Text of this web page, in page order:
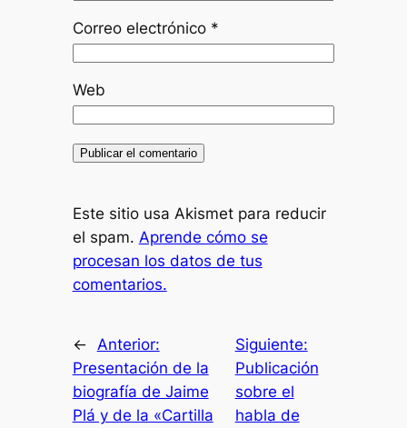
Correo electrónico *
Web
Este sitio usa Akismet para reducir
el spam. Aprende cómo se
procesan los datos de tus
comentarios.
←
Anterior:
Presentación de la
biografía de Jaime
Plá y de la «Cartilla
Siguiente:
Publicación
sobre el
habla de